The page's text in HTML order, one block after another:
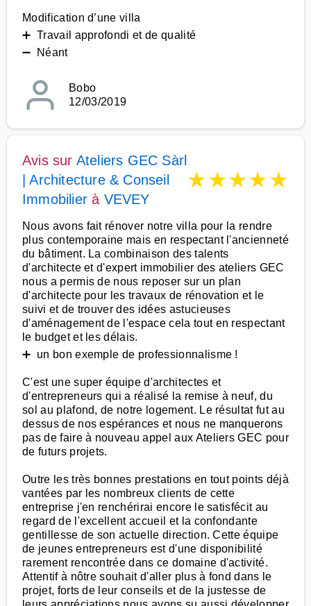
Modification d’une villa
➕ Travail approfondi et de qualité
➖ Néant
Bobo
12/03/2019
Avis sur Ateliers GEC Sàrl
| Architecture & Conseil
Immobilier à VEVEY
★★★★★
Nous avons fait rénover notre villa pour la rendre
plus contemporaine mais en respectant l'ancienneté
du bâtiment. La combinaison des talents
d'architecte et d'expert immobilier des ateliers GEC
nous a permis de nous reposer sur un plan
d'architecte pour les travaux de rénovation et le
suivi et de trouver des idées astucieuses
d'aménagement de l'espace cela tout en respectant
le budget et les délais.
➕ un bon exemple de professionnalisme !
C'est une super équipe d'architectes et
d'entrepreneurs qui a réalisé la remise à neuf, du
sol au plafond, de notre logement. Le résultat fut au
dessus de nos espérances et nous ne manquerons
pas de faire à nouveau appel aux Ateliers GEC pour
de futurs projets.
Outre les très bonnes prestations en tout points déjà
vantées par les nombreux clients de cette
entreprise j'en renchérirai encore le satisfécit au
regard de l'excellent accueil et la confondante
gentillesse de son actuelle direction. Cette équipe
de jeunes entrepreneurs est d'une disponibilité
rarement rencontrée dans ce domaine d'activité.
Attentif à nôtre souhait d'aller plus à fond dans le
projet, forts de leur conseils et de la justesse de